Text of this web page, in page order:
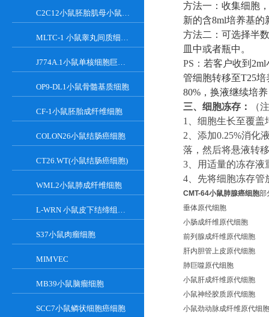
C2C12小鼠胚胎肌母小鼠胚胎肌母细胞
MLTC-1 小鼠睾丸间质细胞瘤细胞系
J774A.1小鼠单核细胞巨噬细胞
OP9-DL1小鼠骨髓基质细胞
CF-1小鼠胚胎成纤维细胞
COLON26小鼠结肠癌细胞
CT26.WT(小鼠结肠癌细胞)
WML2小鼠肺成纤维细胞
L-WRN 小鼠皮下结缔组织细胞系
S37小鼠肉瘤细胞
MIMVEC
MB39小鼠脑瘤细胞
SCC7小鼠鳞状细胞癌细胞
方法一：收集细胞，
新的含8ml培养基的
方法二：可选择半
皿中或者瓶中。
PS： 若客户收到
管细胞转移至T25培
80%，换液继续培
三、 细胞冻存： （
1
细胞生长至覆盖
2
添加0.25%消化
落，然后将悬液转
3
用适量的冻存液
4
先将细胞冻存管
CMT-64小鼠肺腺癌细胞部
垂体原代细胞
小肠成纤维原代细胞
前列腺成纤维原代细胞
肝内胆管上皮原代细胞
肺巨噬原代细胞
小鼠肝成纤维原代细胞
小鼠神经胶质原代细胞
小鼠劲动脉成纤维原代细胞